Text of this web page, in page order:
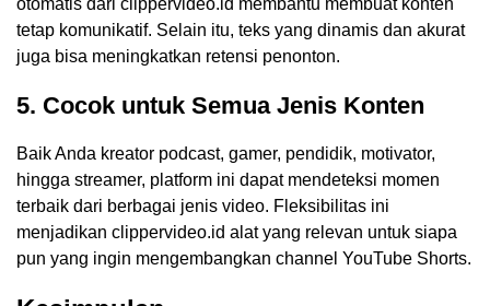
otomatis dari clippervideo.id membantu membuat konten
tetap komunikatif. Selain itu, teks yang dinamis dan akurat
juga bisa meningkatkan retensi penonton.
5. Cocok untuk Semua Jenis Konten
Baik Anda kreator podcast, gamer, pendidik, motivator,
hingga streamer, platform ini dapat mendeteksi momen
terbaik dari berbagai jenis video. Fleksibilitas ini
menjadikan clippervideo.id alat yang relevan untuk siapa
pun yang ingin mengembangkan channel YouTube Shorts.